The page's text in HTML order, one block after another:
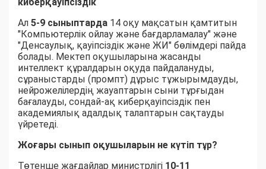
Ал 5-9 сыныптарда 14 оқу мақсатын қамтитын
"Компьютерлік ойлау және бағдарламалау" және
"Денсаулық, қауіпсіздік және ЖИ" бөлімдері пайда
болады. Мектеп оқушыларына жасанды
интеллект құралдарын оқуда пайдалануды,
сұраныстарды (промпт) дұрыс тұжырымдауды,
нейрожелілердің жауаптарын сыни тұрғыдан
бағалауды, сондай-ақ киберқауіпсіздік пен
академиялық адалдық талаптарын сақтауды
үйретеді.
Жоғары сынып оқушыларын не күтіп тұр?
Төтенше жағдайлар министрлігі 10-11